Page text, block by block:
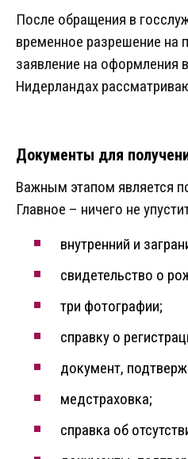
После обращения в
временное разрешение на
заявление на оформления
Нидерландах
Документы для
Важным этапом является
Главное – ничего не
внутренний и
свидетельство о
три фотографии;
справку о
документ,
медстраховка;
справка об